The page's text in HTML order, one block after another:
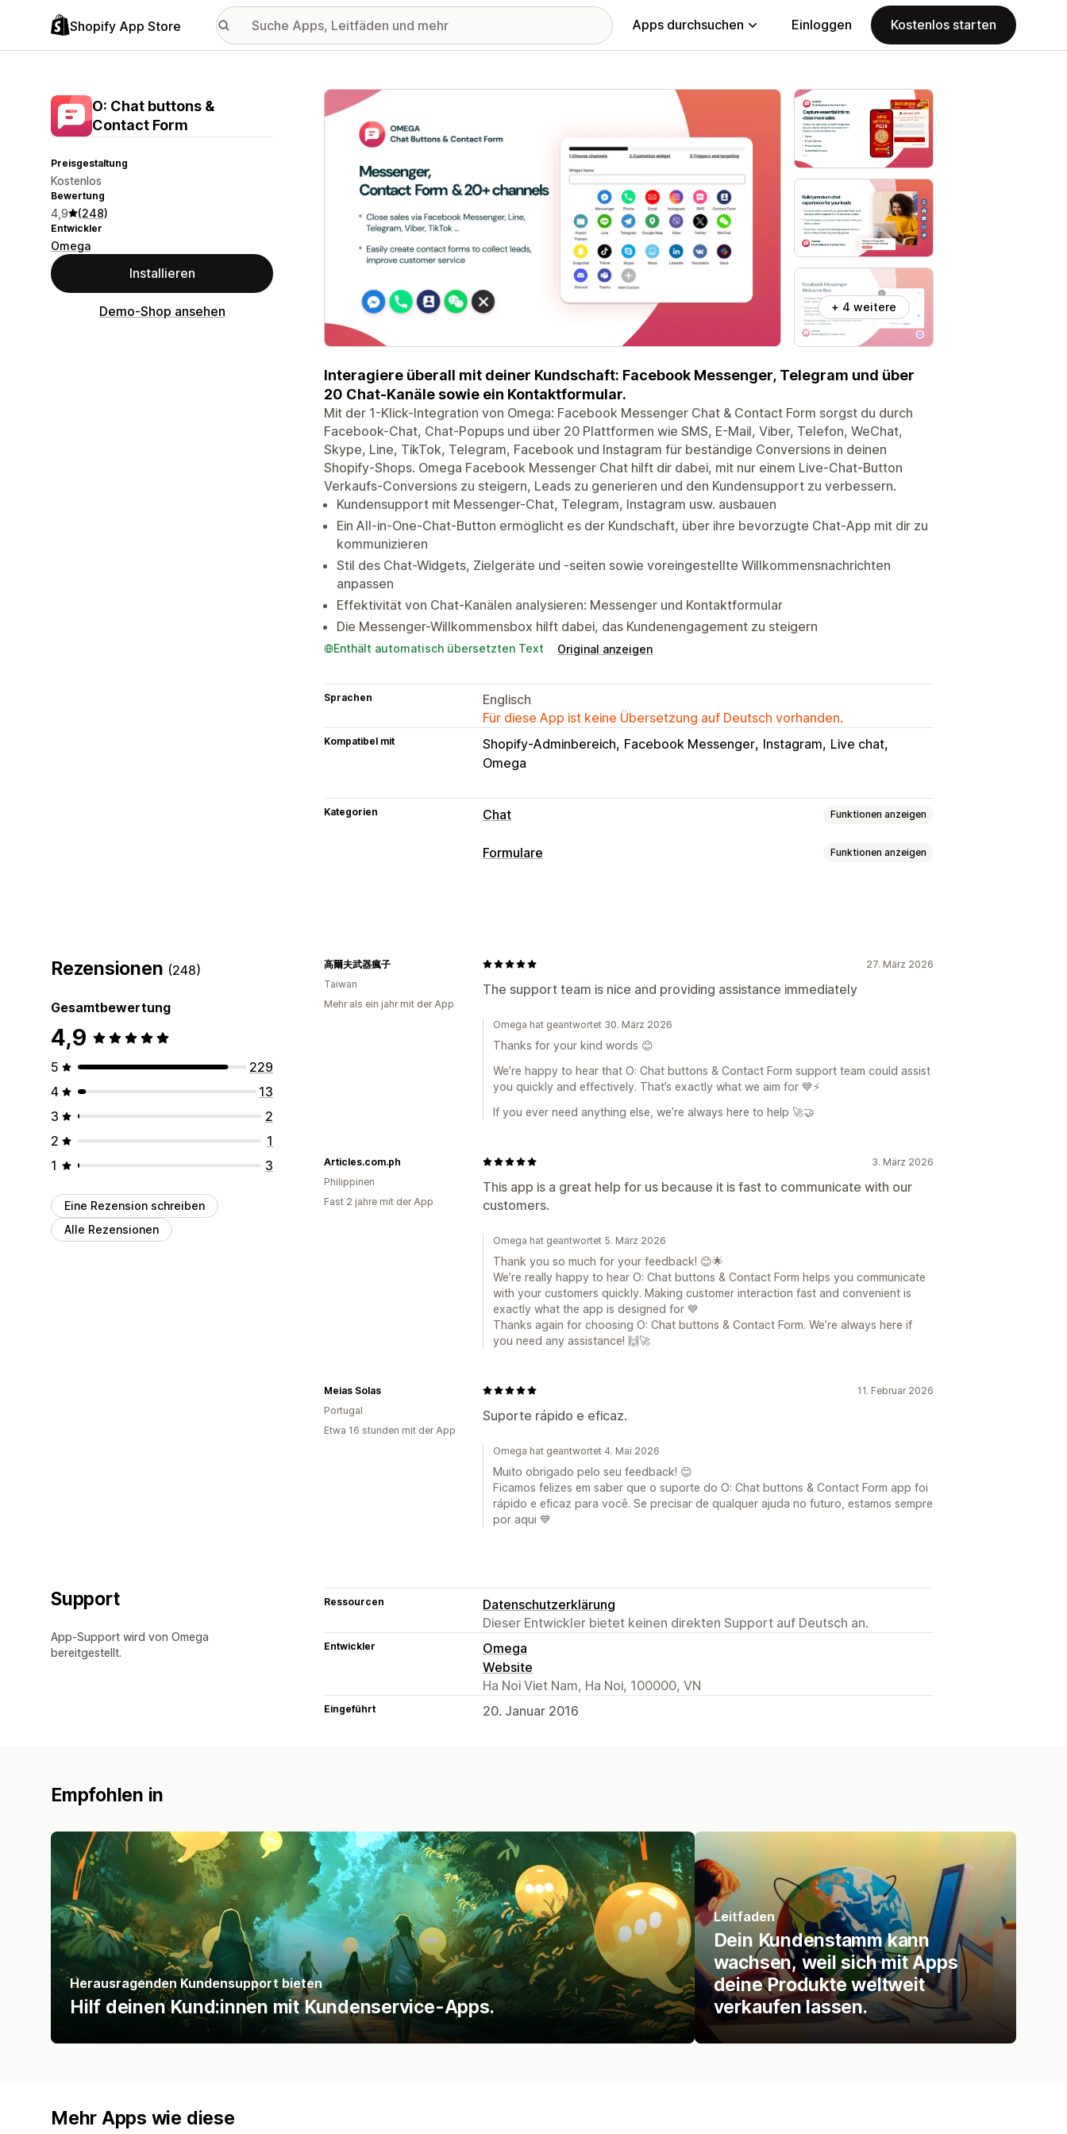
Shopify App Store Apps durchsuchen Einloggen Kostenlos starten
O: Chat buttons &
Contact Form
Preisgestaltung
Kostenlos
Bewertung
4,9 (248)
Entwickler
Omega
Installieren
Demo-Shop ansehen
Vorgestellte Bildergalerie
+ 4 weitere
Interagiere überall mit deiner Kundschaft: Facebook Messenger, Telegram und über
20 Chat-Kanäle sowie ein Kontaktformular.
Mit der 1-Klick-Integration von Omega: Facebook Messenger Chat & Contact Form sorgst du durch
Facebook-Chat, Chat-Popups und über 20 Plattformen wie SMS, E-Mail, Viber, Telefon, WeChat,
Skype, Line, TikTok, Telegram, Facebook und Instagram für beständige Conversions in deinen
Shopify-Shops. Omega Facebook Messenger Chat hilft dir dabei, mit nur einem Live-Chat-Button
Verkaufs-Conversions zu steigern, Leads zu generieren und den Kundensupport zu verbessern.
Kundensupport mit Messenger-Chat, Telegram, Instagram usw. ausbauen
Ein All-in-One-Chat-Button ermöglicht es der Kundschaft, über ihre bevorzugte Chat-App mit dir zu
kommunizieren
Stil des Chat-Widgets, Zielgeräte und -seiten sowie voreingestellte Willkommensnachrichten
anpassen
Effektivität von Chat-Kanälen analysieren: Messenger und Kontaktformular
Die Messenger-Willkommensbox hilft dabei, das Kundenengagement zu steigern
Enthält automatisch übersetzten Text Original anzeigen
Sprachen
Englisch
Für diese App ist keine Übersetzung auf Deutsch vorhanden.
Kompatibel mit Shopify-Adminbereich Facebook Messenger Instagram Live chat
Omega
Kategorien Chat Funktionen anzeigen
Anpassung
Formulare Funktionen anzeigen
Anpassung
Schriftart und Farbe Benutzerdefinierte Felder Benutzerdefinierte CSS
Datenmanagement
E-Mail-Antworten
Automatische Synchronisierung
Dashboard
Formulargrenzen Verlauf Analysen
Rezensionen (248)
Gesamtbewertung
4,9
5
229
4
13
3
2
2
1
1
3
Eine Rezension schreiben
Alle Rezensionen
27. März 2026
The support team is nice and providing assistance immediately
高爾夫武器瘋子
Taiwan
Mehr als ein jahr mit der App
Omega hat geantwortet 30. März 2026
Thanks for your kind words 😊
We’re happy to hear that O: Chat buttons & Contact Form support team could assist
you quickly and effectively. That’s exactly what we aim for 💙⚡
If you ever need anything else, we’re always here to help 🚀🤝
3. März 2026
This app is a great help for us because it is fast to communicate with our
customers.
Articles.com.ph
Philippinen
Fast 2 jahre mit der App
Omega hat geantwortet 5. März 2026
Thank you so much for your feedback! 😊🌟
We’re really happy to hear O: Chat buttons & Contact Form helps you communicate
with your customers quickly. Making customer interaction fast and convenient is
exactly what the app is designed for 💙
Thanks again for choosing O: Chat buttons & Contact Form. We’re always here if
you need any assistance! 🙌🚀
11. Februar 2026
Suporte rápido e eficaz.
Meias Solas
Portugal
Etwa 16 stunden mit der App
Omega hat geantwortet 4. Mai 2026
Muito obrigado pelo seu feedback! 😊
Ficamos felizes em saber que o suporte do O: Chat buttons & Contact Form app foi
rápido e eficaz para você. Se precisar de qualquer ajuda no futuro, estamos sempre
por aqui 💙
Support
App-Support wird von Omega
bereitgestellt.
Ressourcen
Datenschutzerklärung
Dieser Entwickler bietet keinen direkten Support auf Deutsch an.
Entwickler
Omega
Website
Ha Noi Viet Nam, Ha Noi, 100000, VN
Eingeführt 20. Januar 2016
Empfohlen in
Herausragenden Kundensupport bieten
Hilf deinen Kund:innen mit Kundenservice-Apps.
Leitfaden
Dein Kundenstamm kann
wachsen, weil sich mit Apps
deine Produkte weltweit
verkaufen lassen.
Mehr Apps wie diese